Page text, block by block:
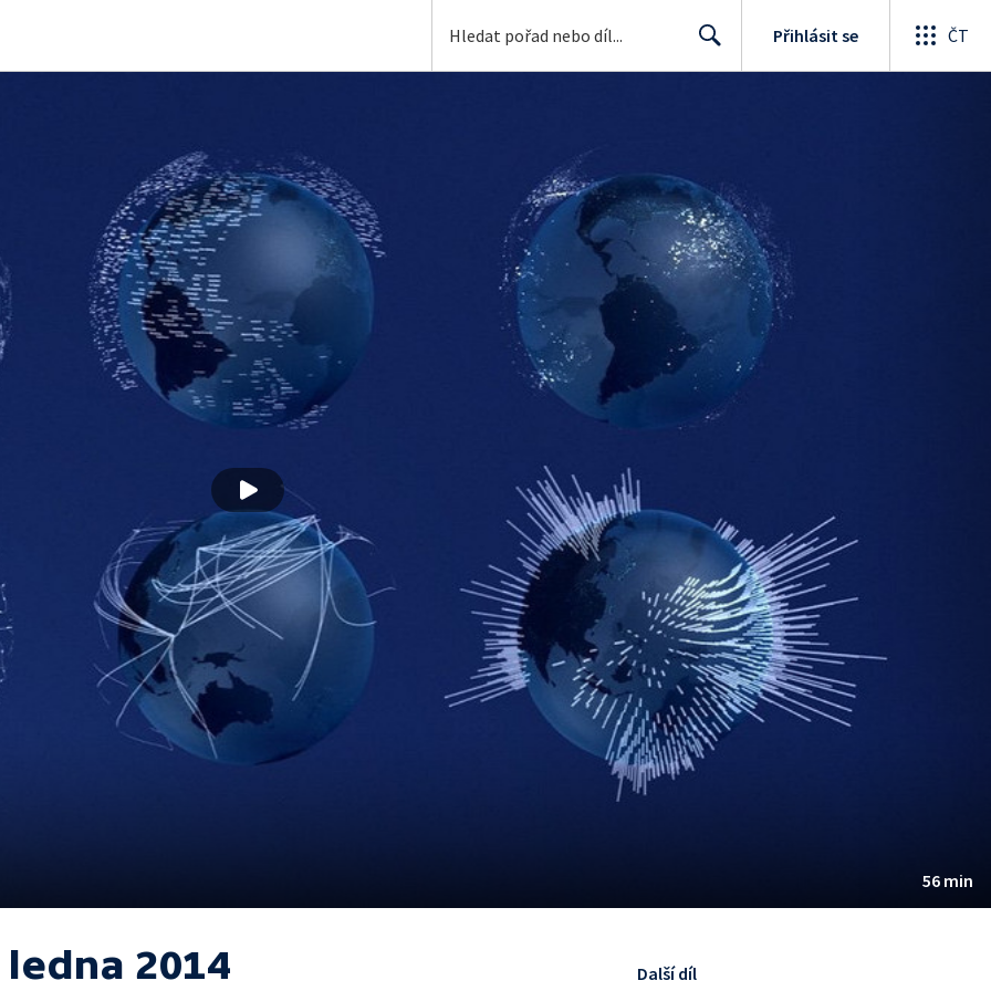
Přihlásit se ČT
56 min
ledna 2014 Další díl